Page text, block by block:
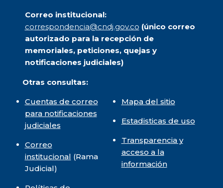
Correo institucional:
correspondencia@cndj.gov.co (único correo
autorizado para la recepción de
memoriales, peticiones, quejas y
notificaciones judiciales)
Otras consultas:
Cuentas de correo
para notificaciones
judiciales
Correo
institucional (Rama
Judicial)
Mapa del sitio
Estadisticas de uso
Transparencia y
acceso a la
información